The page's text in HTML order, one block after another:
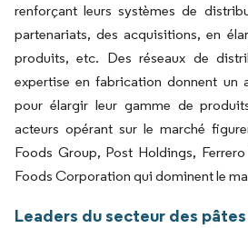
renforçant leurs systèmes de
partenariats, des acquisitions, en
produits, etc. Des réseaux de
expertise en fabrication donnent un
pour élargir leur gamme de
acteurs opérant sur le marché
Foods Group, Post Holdings,
Foods Corporation qui dominent le
Leaders du secteur des